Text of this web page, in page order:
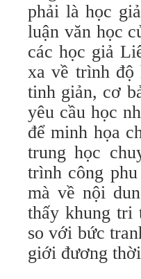
phải là học
luận văn học
các học giả
xa về trình độ
tinh giản, cơ
yêu cầu học
để minh họa
trung học
trình công
mà về nội
thấy khung tri
so với bức
giới đương